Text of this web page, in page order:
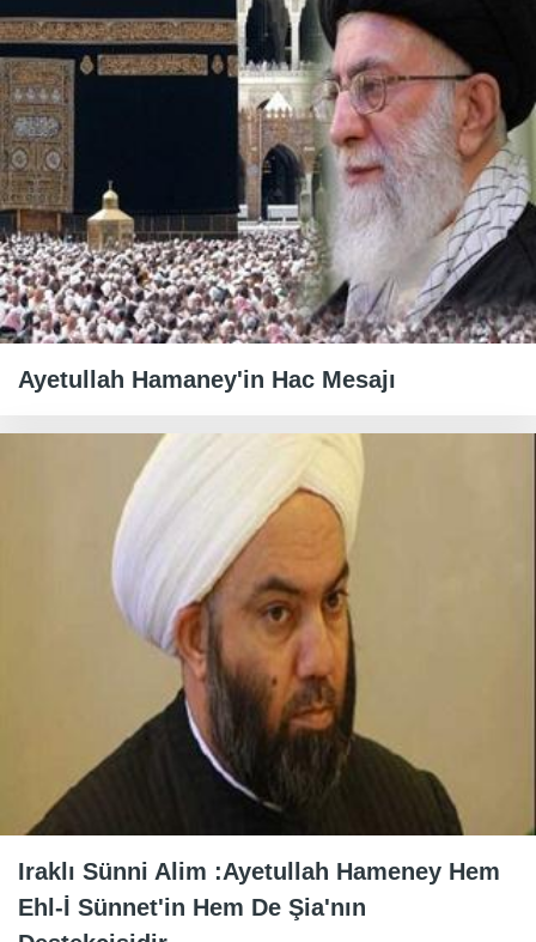
Ayetullah Hamaney'in Hac Mesajı
Iraklı Sünni Alim :Ayetullah Hameney Hem
Ehl-İ Sünnet'in Hem De Şia'nın